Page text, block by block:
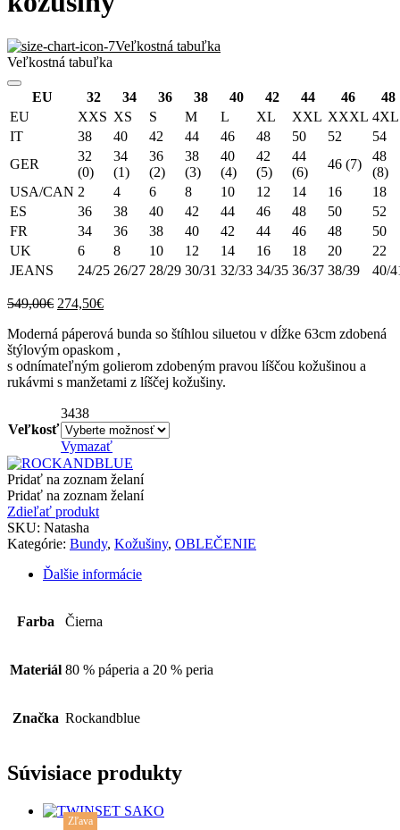
Veľkostná tabuľka
Veľkostná tabuľka
EU 32 34 36 38 40 42 44 46
48
EU
XXS XS S M L XL XXL XXXL 4XL
IT
38 40 42 44 46 48 50 52
54
GER
32
(0)
34
(1)
36
(2)
38
(3)
40
(4)
42
(5)
44
(6)
46 (7)
48
(8)
USA/CAN 2 4 6 8 10 12 14 16
18
ES
36 38 40 42 44 46 48 50
52
FR
34 36 38 40 42 44 46 48
50
UK
6 8 10 12 14 16 18 20
22
JEANS
24/25 26/27 28/29 30/31 32/33 34/35 36/37 38/39 40/
549,00€ Original
was:
549,00€.
274,50€Current
is:
274,50€.
Moderná páperová bunda so štíhlou siluetou v dĺžke 63cm zdobená
štýlovým opaskom ,
s odnímateľným golierom zdobeným pravou líščou kožušinou a
rukávmi s manžetami z líščej kožušiny.
Veľkosť
3438
Vymazať
Pridať na zoznam želaní
Pridať na zoznam želaní
Zdieľať produkt
SKU: Natasha
Kategórie: Bundy, Kožušiny, OBLEČENIE
Ďalšie informácie
Farba Čierna
Materiál 80 % páperia a 20 % peria
Značka Rockandblue
Súvisiace produkty
This
product
Zľava